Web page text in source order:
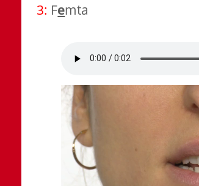
3: Femta